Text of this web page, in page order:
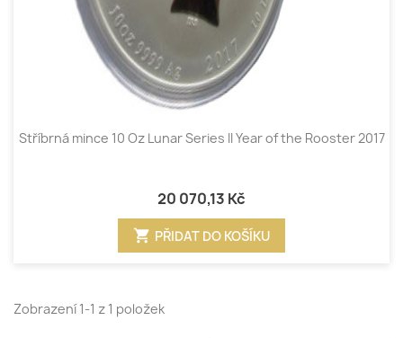
Stříbrná mince 10 Oz Lunar Series II Year of the Rooster 2017
20 070,13 Kč
shopping_cart PŘIDAT DO KOŠÍKU
Zobrazení 1-1 z 1 položek